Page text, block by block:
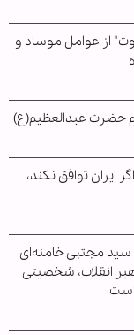
از عوامل موساد و
حضرت عبدالعظیم(ع)
ایران توافق نکند،
سید مجتبی خامنه‌ای
انقلاب، شخصیتی
است